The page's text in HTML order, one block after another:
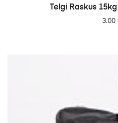
LISA
Telgi Raskus
3.00